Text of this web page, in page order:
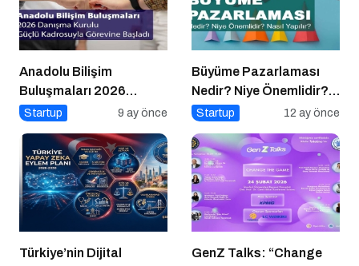
Anadolu Bilişim
Buluşmaları 2026
Danışma Kurulu Güçlü
Başladı
Startup 9 ay önce
Büyüme Pazarlaması
Nedir? Niye Önemlidir?
Growht Marketıng Nasıl
Startup 12 ay önce
Türkiye’nin Dijital
GenZ Talks: “Change